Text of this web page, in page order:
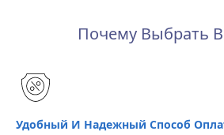
Почему Выбрать
Удобный И Надежный Способ